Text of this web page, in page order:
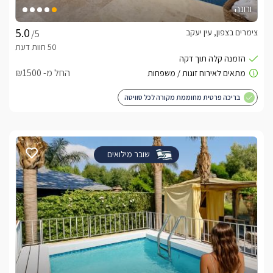
ורונה
/5
צימרים בצפון, עין יעקב
החל מ- ₪1500
בריכה פרטית מחוממת מקורה לכל סוויטה
שובר מילואים